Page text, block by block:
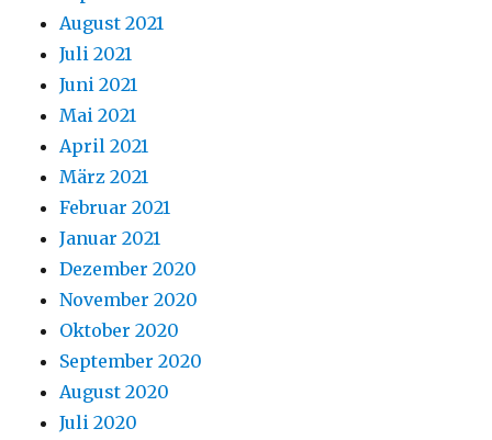
August 2021
Juli 2021
Juni 2021
Mai 2021
April 2021
März 2021
Februar 2021
Januar 2021
Dezember 2020
November 2020
Oktober 2020
September 2020
August 2020
Juli 2020